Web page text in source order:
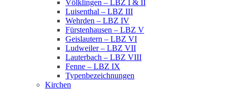
Völklingen – LBZ I & II
Luisenthal – LBZ III
Wehrden – LBZ IV
Fürstenhausen – LBZ V
Geislautern – LBZ VI
Ludweiler – LBZ VII
Lauterbach – LBZ VIII
Fenne – LBZ IX
Typenbezeichnungen
Kirchen